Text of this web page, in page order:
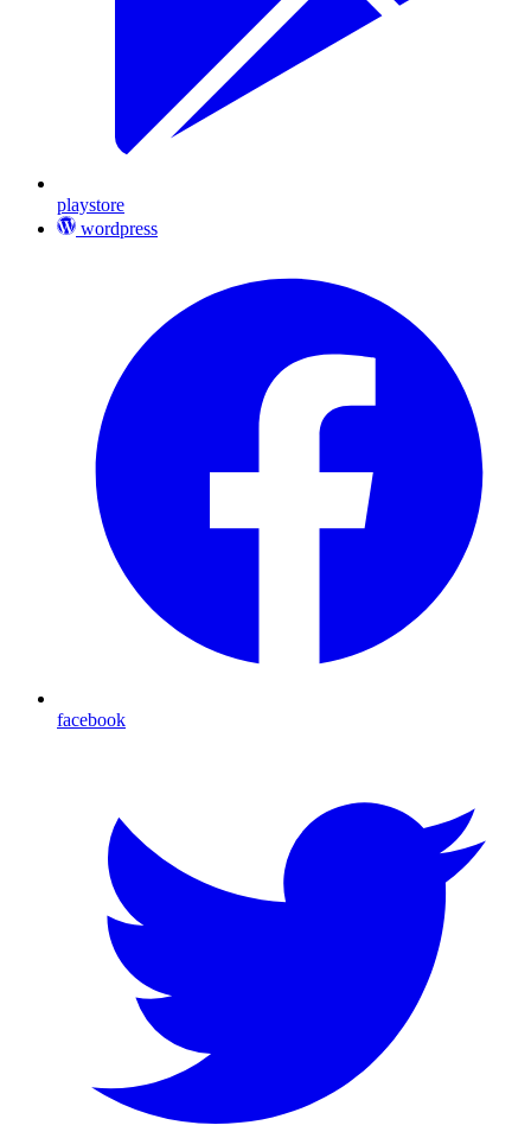
playstore
wordpress
facebook